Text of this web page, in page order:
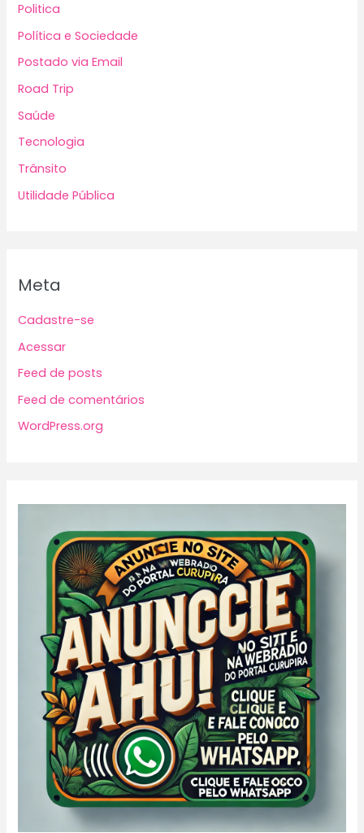
Politica
Política e Sociedade
Postado via Email
Road Trip
Saúde
Tecnologia
Trânsito
Utilidade Pública
Meta
Cadastre-se
Acessar
Feed de posts
Feed de comentários
WordPress.org